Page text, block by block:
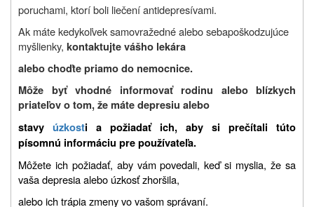
poruchami, ktorí boli liečení antidepresívami.
Ak máte kedykoľvek samovražedné alebo sebapoškodzujúce
myšlienky, kontaktujte vášho lekára
alebo choďte priamo do nemocnice.
Môže byť vhodné informovať rodinu alebo blízkych
priateľov o tom, že máte depresiu alebo
stavy úzkosti a požiadať ich, aby si prečítali túto
písomnú informáciu pre používateľa.
Môžete ich požiadať, aby vám povedali, keď si myslia, že sa
vaša depresia alebo úzkosť zhoršila,
alebo ich trápia zmeny vo vašom správaní.